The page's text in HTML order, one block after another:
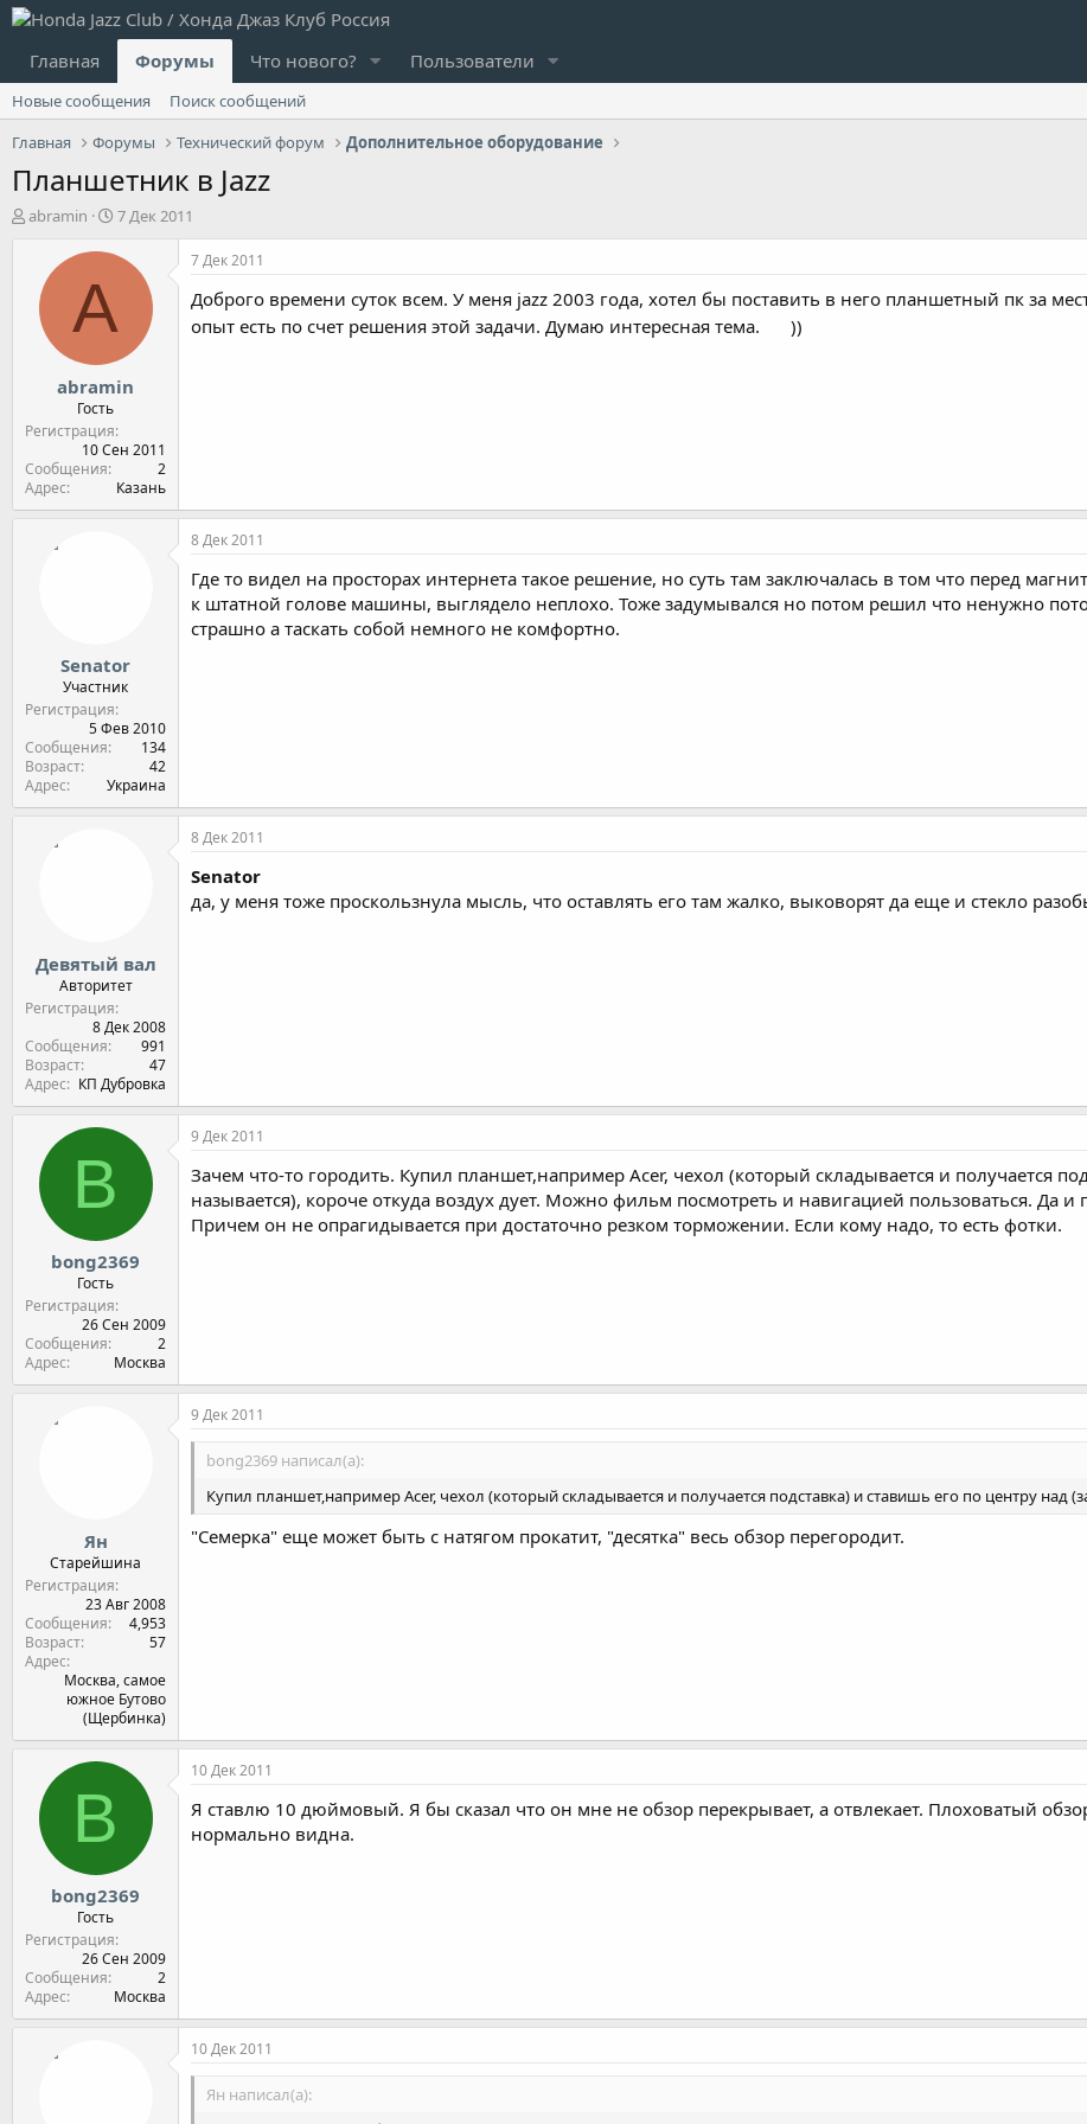
Главная Форумы Что нового? Пользователи
Новые сообщения
Поиск сообщений
Главная
Форумы Технический форум Дополнительное оборудование
Планшетник в Jazz
А
abramin
Д
т
а
л
7 Дек 2011
A
abramin
Гость
Регистрация
10 Сен 2011
Сообщения
2
Адрес
Казань
7 Дек 2011
Доброго времени суток всем. У меня jazz 2003 года, хотел бы поставить в него планшетный пк за
опыт есть по счет решения этой задачи. Думаю интересная тема.
))
Senator
Участник
Регистрация
5 Фев 2010
Сообщения
134
Возраст
42
Адрес
Украина
8 Дек 2011
Где то видел на просторах интернета такое решение, но суть там заключалась в том что перед
к штатной голове машины, выглядело неплохо. Тоже задумывался но потом решил что ненужно
страшно а таскать собой немного не комфортно.
Девятый вал
Авторитет
Регистрация
8 Дек 2008
Сообщения
991
Возраст
47
Адрес
КП Дубровка
8 Дек 2011
Senator
да, у меня тоже проскользнула мысль, что оставлять его там жалко, выковорят да еще и стекло
B
bong2369
Гость
Регистрация
26 Сен 2009
Сообщения
2
Адрес
Москва
9 Дек 2011
Зачем что-то городить. Купил планшет,например Acer, чехол (который складывается и получается
называется), короче откуда воздух дует. Можно фильм посмотреть и навигацией пользоваться. Да
Причем он не опрагидывается при достаточно резком торможении. Если кому надо, то есть фотки.
Ян
Старейшина
Регистрация
23 Авг 2008
Сообщения
4,953
Возраст
57
Адрес
Москва, самое
южное Бутово
(Щербинка)
9 Дек 2011
bong2369 написал(а):
Купил планшет,например Acer, чехол (который складывается и получается подставка) и ставишь его по центру над
"Семерка" еще может быть с натягом прокатит, "десятка" весь обзор перегородит.
B
bong2369
Гость
Регистрация
26 Сен 2009
Сообщения
2
Адрес
Москва
10 Дек 2011
Я ставлю 10 дюймовый. Я бы сказал что он мне не обзор перекрывает, а отвлекает. Плоховатый
нормально видна.
10 Дек 2011
Ян написал(а):